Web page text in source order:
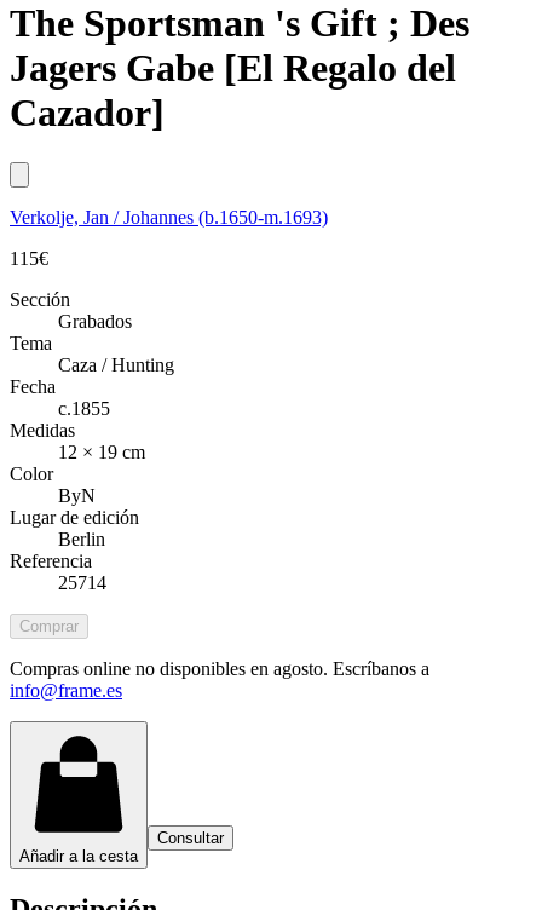
The Sportsman 's Gift ; Des
Jagers Gabe [El Regalo del
Cazador]
Verkolje, Jan / Johannes (b.1650-m.1693)
115€
Sección
Grabados
Tema
Caza / Hunting
Fecha
c.1855
Medidas
12 × 19 cm
Color
ByN
Lugar de edición
Berlin
Referencia
25714
Comprar
Compras online no disponibles en agosto. Escríbanos a
info@frame.es
Añadir a la cesta
Consultar